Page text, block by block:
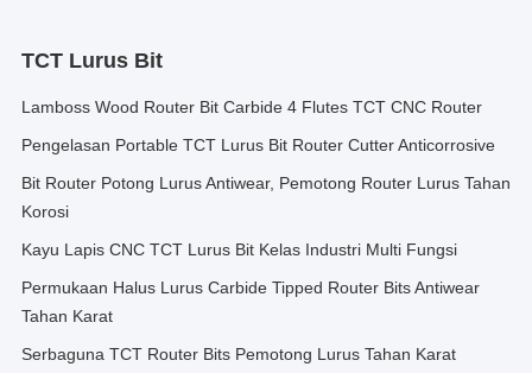
TCT Lurus Bit
Lamboss Wood Router Bit Carbide 4 Flutes TCT CNC Router
Pengelasan Portable TCT Lurus Bit Router Cutter Anticorrosive
Bit Router Potong Lurus Antiwear, Pemotong Router Lurus Tahan
Korosi
Kayu Lapis CNC TCT Lurus Bit Kelas Industri Multi Fungsi
Permukaan Halus Lurus Carbide Tipped Router Bits Antiwear
Tahan Karat
Serbaguna TCT Router Bits Pemotong Lurus Tahan Karat